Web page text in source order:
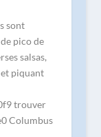
sont
pico de
salsas,
piquant
trouver
Columbus